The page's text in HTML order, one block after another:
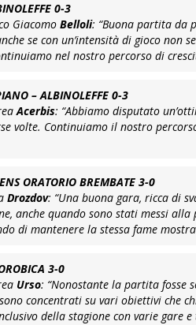
0-3
GiacomoBelloli: “Buona partita da
se con un’intensità di gioco
nel nostro percorso di
– ALBINOLEFFE 0-3
Acerbis: “Abbiamo disputato
volte. Continuiamo il nostro
ORATORIO BREMBATE 3-0
Drozdov: “Una buona gara, ricca di
anche quando sono stati messi
di mantenere la stessa fame
3-0
Urso: “Nonostante la partita fosse
concentrati su vari obiettivi che
della stagione con varie gare